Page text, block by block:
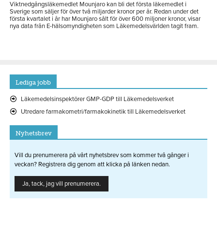
Viktnedgångsläkemedlet Mounjaro kan bli det första läkemedlet i
Sverige som säljer för över två miljarder kronor per år. Redan under det
första kvartalet i år har Mounjaro sålt för över 600 miljoner kronor, visar
nya data från E-hälsomyndigheten som Läkemedelsvärlden tagit fram.
Lediga jobb
Läkemedelsinspektörer GMP-GDP till Läkemedelsverket
Utredare farmakometri/farmakokinetik till Läkemedelsverket
Nyhetsbrev
Vill du prenumerera på vårt nyhetsbrev som kommer två gånger i
veckan? Registrera dig genom att klicka på länken nedan.
Ja, tack, jag vill prenumerera.